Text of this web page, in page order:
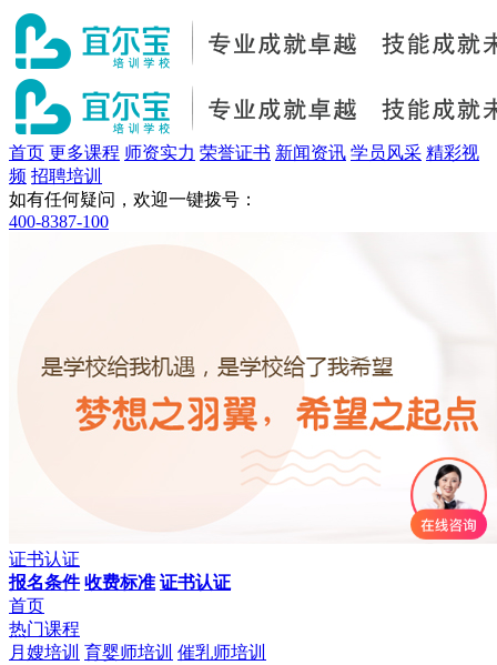
首页 更多课程 师资实力 荣誉证书 新闻资讯 学员风采 精彩视
频 招聘培训
如有任何疑问，欢迎一键拨号：
400-8387-100
证书认证
报名条件 收费标准 证书认证
首页
热门课程
月嫂培训 育婴师培训 催乳师培训